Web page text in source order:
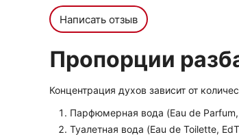
Написать отзыв
Пропорции
Концентрация духов зависит от
Парфюмерная вода (Eau de Parfum,
Туалетная вода (Eau de Toilette,